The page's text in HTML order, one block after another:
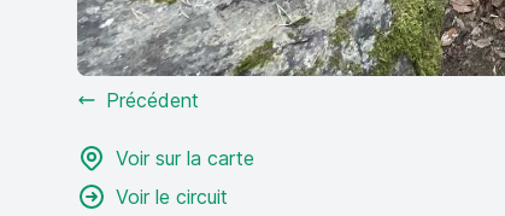
Précédent
Voir sur la carte
Voir le circuit